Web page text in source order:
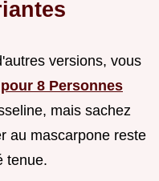
versions, vous
8 Personnes
mais sachez
au mascarpone reste
tenue.